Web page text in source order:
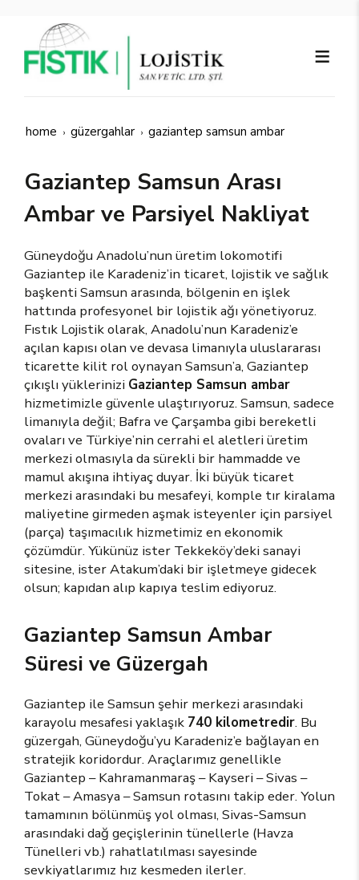
home güzergahlar gaziantep samsun ambar
Gaziantep Samsun Arası
Ambar ve Parsiyel Nakliyat
Güneydoğu Anadolu’nun üretim lokomotifi
Gaziantep ile Karadeniz’in ticaret, lojistik ve sağlık
başkenti Samsun arasında, bölgenin en işlek
hattında profesyonel bir lojistik ağı yönetiyoruz.
Fıstık Lojistik olarak, Anadolu’nun Karadeniz’e
açılan kapısı olan ve devasa limanıyla uluslararası
ticarette kilit rol oynayan Samsun’a, Gaziantep
çıkışlı yüklerinizi Gaziantep Samsun ambar
hizmetimizle güvenle ulaştırıyoruz. Samsun, sadece
limanıyla değil; Bafra ve Çarşamba gibi bereketli
ovaları ve Türkiye’nin cerrahi el aletleri üretim
merkezi olmasıyla da sürekli bir hammadde ve
mamul akışına ihtiyaç duyar. İki büyük ticaret
merkezi arasındaki bu mesafeyi, komple tır kiralama
maliyetine girmeden aşmak isteyenler için parsiyel
(parça) taşımacılık hizmetimiz en ekonomik
çözümdür. Yükünüz ister Tekkeköy’deki sanayi
sitesine, ister Atakum’daki bir işletmeye gidecek
olsun; kapıdan alıp kapıya teslim ediyoruz.
Gaziantep Samsun Ambar
Süresi ve Güzergah
Gaziantep ile Samsun şehir merkezi arasındaki
karayolu mesafesi yaklaşık 740 kilometredir. Bu
güzergah, Güneydoğu’yu Karadeniz’e bağlayan en
stratejik koridordur. Araçlarımız genellikle
Gaziantep – Kahramanmaraş – Kayseri – Sivas –
Tokat – Amasya – Samsun rotasını takip eder. Yolun
tamamının bölünmüş yol olması, Sivas-Samsun
arasındaki dağ geçişlerinin tünellerle (Havza
Tünelleri vb.) rahatlatılması sayesinde
sevkiyatlarımız hız kesmeden ilerler.